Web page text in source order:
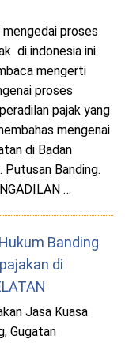
proses
di indonesia ini
mengerti
proses
pajak yang
mengenai
di Badan
Putusan Banding.
…
Banding
di
Jasa Kuasa
Gugatan